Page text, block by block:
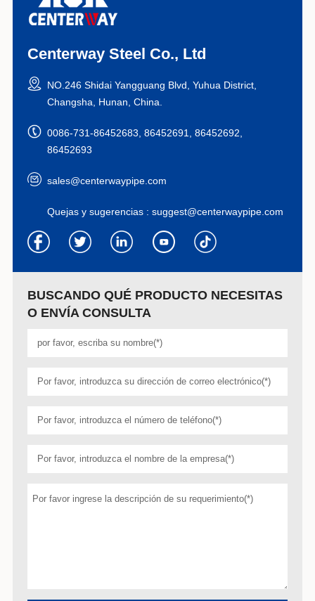
Centerway Steel Co., Ltd
NO.246 Shidai Yangguang Blvd, Yuhua District,
Changsha, Hunan, China.
0086-731-86452683, 86452691, 86452692,
86452693
sales@centerwaypipe.com
Quejas y sugerencias : suggest@centerwaypipe.com
BUSCANDO QUÉ PRODUCTO NECESITAS
O ENVÍA CONSULTA